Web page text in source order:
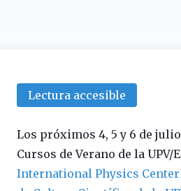
Lectura accesible
Los próximos 4, 5 y 6 de
Cursos de Verano de la UPV/
International Physics Center